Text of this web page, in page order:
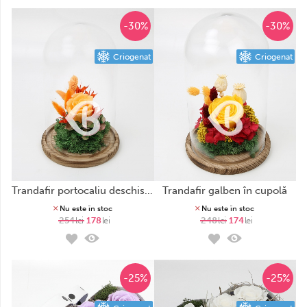
-30%
Criogenat
trandafir portocaliu deschis în cupolă
Nu este în stoc
254lei 178lei
-30%
Criogenat
trandafir galben în cupolă
Nu este în stoc
248lei 174lei
-25% -25%